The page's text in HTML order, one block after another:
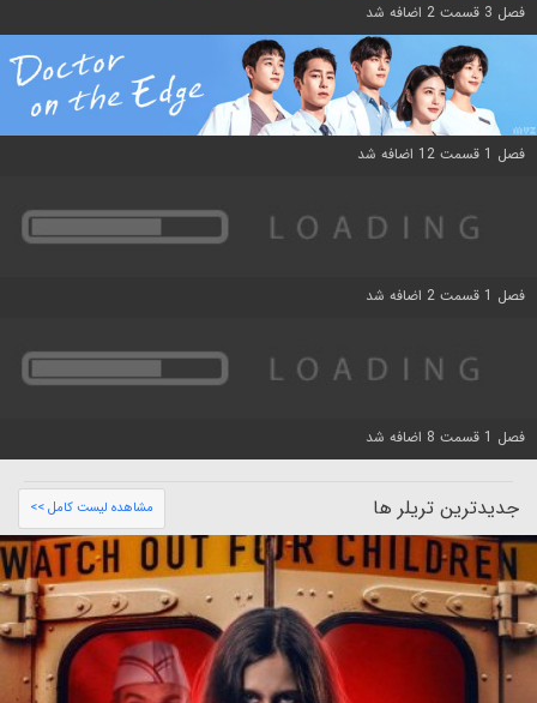
فصل 3 قسمت 2 اضافه شد
فصل 1 قسمت 12 اضافه شد
فصل 1 قسمت 2 اضافه شد
فصل 1 قسمت 8 اضافه شد
جدیدترین تریلر ها مشاهده لیست کامل >>